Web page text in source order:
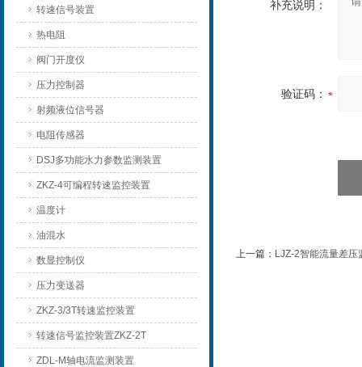
转速信号装置
热电阻
阀门开度仪
压力控制器
射频液位信号器
电阻传感器
DSJ多功能水力参数监测装置
ZKZ-4可编程转速监控装置
温度计
油混水
数显控制仪
压力变送器
ZKZ-3/3T转速监控装置
转速信号监控装置ZKZ-2T
ZDL-M轴电流监测装置
补充说明：
验证码：
上一篇： LJZ-2智能流量差